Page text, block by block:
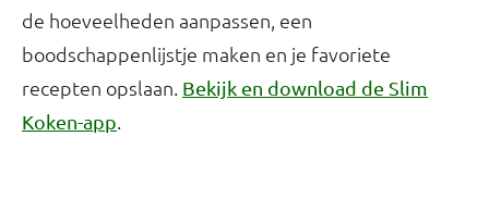
de hoeveelheden aanpassen, een
boodschappenlijstje maken en je favoriete
recepten opslaan. Bekijk en download de Slim
Koken-app